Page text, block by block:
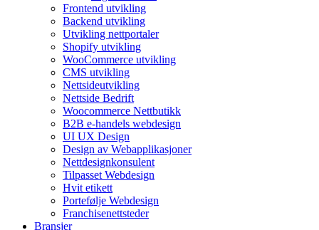
Frontend utvikling
Backend utvikling
Utvikling nettportaler
Shopify utvikling
WooCommerce utvikling
CMS utvikling
Nettsideutvikling
Nettside Bedrift
Woocommerce Nettbutikk
B2B e-handels webdesign
UI UX Design
Design av Webapplikasjoner
Nettdesignkonsulent
Tilpasset Webdesign
Hvit etikett
Portefølje Webdesign
Franchisenettsteder
Bransjer